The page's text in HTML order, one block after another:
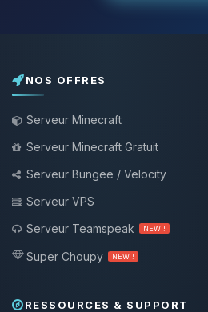
NOS OFFRES
Serveur Minecraft
Serveur Minecraft Gratuit
Serveur Bungee / Velocity
Serveur VPS
Serveur Teamspeak
NEW !
Super Choupy NEW !
RESSOURCES & SUPPORT